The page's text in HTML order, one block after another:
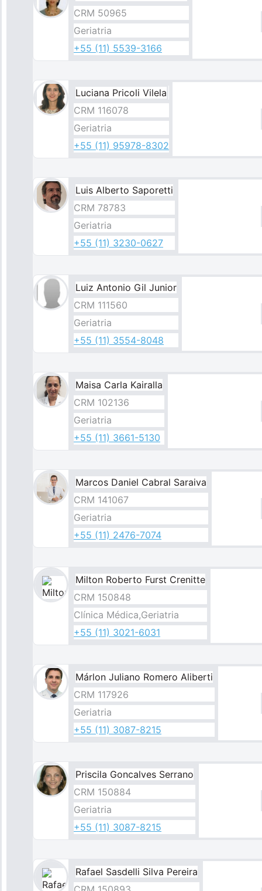
CRM 50965
Geriatria
+55 (11) 5539-3166
Luciana Pricoli Vilela
CRM 116078
Geriatria
+55 (11) 95978-8302
Luis Alberto Saporetti
CRM 78783
Geriatria
+55 (11) 3230-0627
Luiz Antonio Gil Junior​
CRM 111560
Geriatria
+55 (11) 3554-8048
Maisa Carla Kairalla
CRM 102136
Geriatria
+55 (11) 3661-5130
Marcos Daniel Cabral Saraiva
CRM 141067
Geriatria
+55 (11) 2476-7074
Imagem Milton Roberto Furst Crenitte
CRM 150848
Clínica Médica,Geriatria
+55 (11) 3021-6031
Márlon Juliano Romero Aliberti​
CRM 117926
Geriatria
+55 (11) 3087-8215
Priscila Goncalves Serrano
CRM 150884
Geriatria
+55 (11) 3087-8215
Imagem Rafael Sasdelli Silva Pereira